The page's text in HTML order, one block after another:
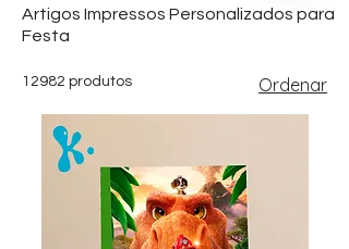
Artigos Impressos Personalizados para
Festa
12982 produtos Ordenar